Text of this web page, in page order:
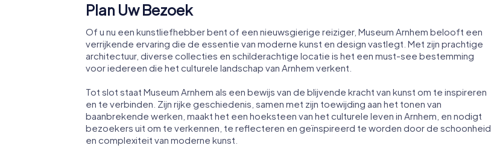
Plan Uw Bezoek
Of u nu een kunstliefhebber bent of een nieuwsgierige reiziger, Museum Arnhem belooft een
verrijkende ervaring die de essentie van moderne kunst en design vastlegt. Met zijn prachtige
architectuur, diverse collecties en schilderachtige locatie is het een must-see bestemming
voor iedereen die het culturele landschap van Arnhem verkent.
Tot slot staat Museum Arnhem als een bewijs van de blijvende kracht van kunst om te inspireren
en te verbinden. Zijn rijke geschiedenis, samen met zijn toewijding aan het tonen van
baanbrekende werken, maakt het een hoeksteen van het culturele leven in Arnhem, en nodigt
bezoekers uit om te verkennen, te reflecteren en geïnspireerd te worden door de schoonheid
en complexiteit van moderne kunst.